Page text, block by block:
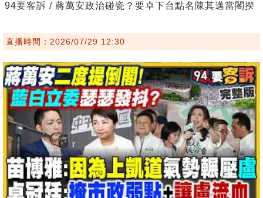
94要客訴 / 蔣萬安政治碰瓷？要卓下台點名陳其邁當閣揆
直播時間：2026/07/29 12:30